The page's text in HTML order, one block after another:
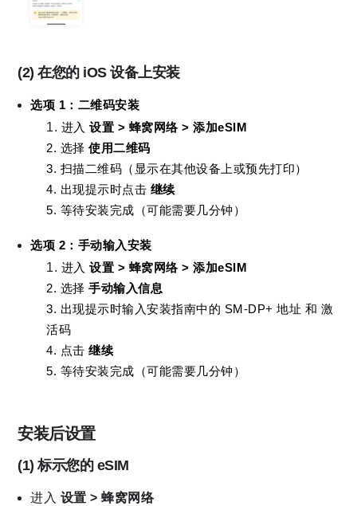
(2) 在您的 iOS 设备上安装
选项 1：二维码安装
进入 设置 > 蜂窝网络 > 添加eSIM
2. 选择 使用二维码
3. 扫描二维码（显示在其他设备上或预先打印）
4. 出现提示时点击 继续
5. 等待安装完成（可能需要几分钟）
选项 2：手动输入安装
进入 设置 > 蜂窝网络 > 添加eSIM
2. 选择 手动输入信息
3. 出现提示时输入安装指南中的 SM-DP+ 地址 和 激
活码
4. 点击 继续
5. 等待安装完成（可能需要几分钟）
安装后设置
(1)标示您的 eSIM
进入 设置 > 蜂窝网络